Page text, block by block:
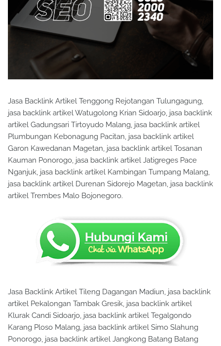
Jasa Backlink Artikel Tenggong Rejotangan Tulungagung,
jasa backlink artikel Watugolong Krian Sidoarjo, jasa backlink
artikel Gadungsari Tirtoyudo Malang, jasa backlink artikel
Plumbungan Kebonagung Pacitan, jasa backlink artikel
Garon Kawedanan Magetan, jasa backlink artikel Tosanan
Kauman Ponorogo, jasa backlink artikel Jatigreges Pace
Nganjuk, jasa backlink artikel Kambingan Tumpang Malang,
jasa backlink artikel Durenan Sidorejo Magetan, jasa backlink
artikel Trembes Malo Bojonegoro.
Jasa Backlink Artikel Tileng Dagangan Madiun, jasa backlink
artikel Pekalongan Tambak Gresik, jasa backlink artikel
Klurak Candi Sidoarjo, jasa backlink artikel Tegalgondo
Karang Ploso Malang, jasa backlink artikel Simo Slahung
Ponorogo, jasa backlink artikel Jangkong Batang Batang